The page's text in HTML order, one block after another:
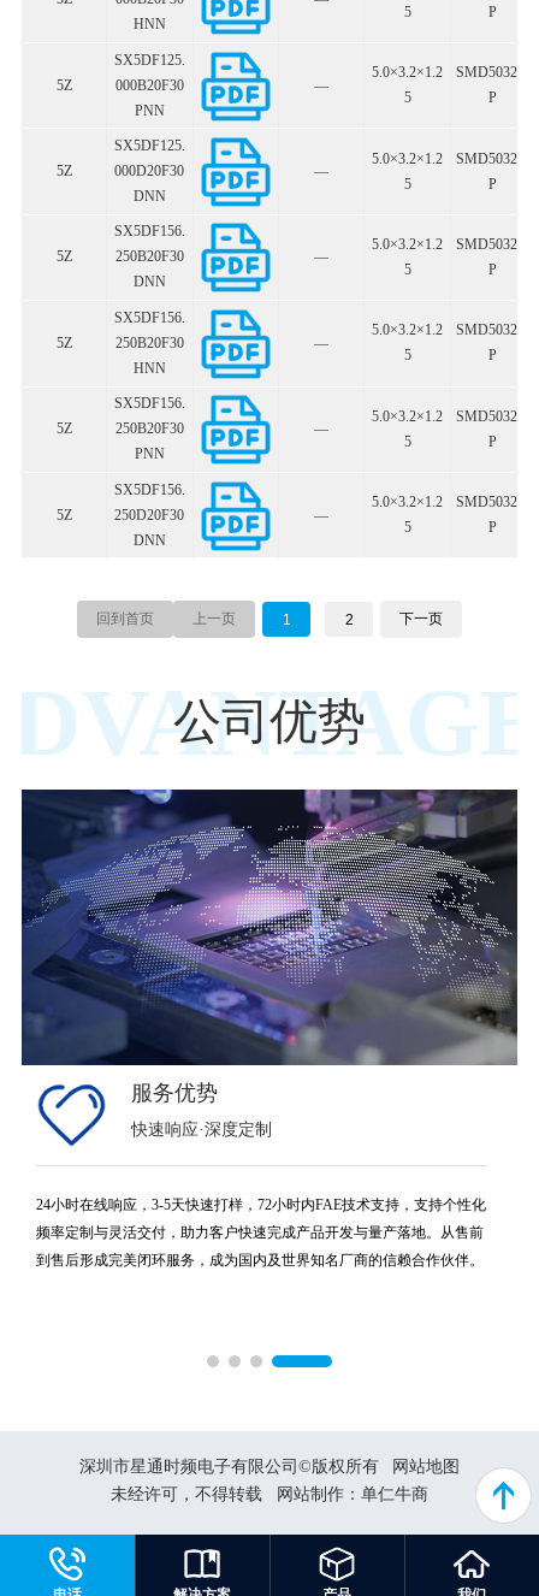
HNN
5
P
5Z
SX5DF125.
000B20F30
PNN
—
5.0×3.2×1.2
5
SMD5032-6
P
5Z
SX5DF125.
000D20F30
DNN
—
5.0×3.2×1.2
5
SMD5032-6
P
5Z
SX5DF156.
250B20F30
DNN
—
5.0×3.2×1.2
5
SMD5032-6
P
5Z
SX5DF156.
250B20F30
HNN
—
5.0×3.2×1.2
5
SMD5032-6
P
5Z
SX5DF156.
250B20F30
PNN
—
5.0×3.2×1.2
5
SMD5032-6
P
5Z
SX5DF156.
250D20F30
DNN
—
5.0×3.2×1.2
5
SMD5032-6
P
回到首页 上一页 1 2 下一页
公司优势
服务优势
快速响应·深度定制
24小时在线响应，3-5天快速打样，72小时内FAE技术支持，支持个性化
频率定制与灵活交付，助力客户快速完成产品开发与量产落地。从售前
到售后形成完美闭环服务，成为国内及世界知名厂商的信赖合作伙伴。
深圳市星通时频电子有限公司©版权所有
网站地图
未经许可，不得转载
网站制作： 单仁牛商